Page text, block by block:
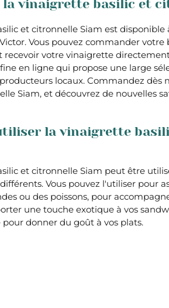
la vinaigrette basilic et
et citronnelle Siam est disponible
Vous pouvez commander
recevoir votre vinaigrette
en ligne qui propose une large
locaux. Commandez
Siam, et découvrez de nouvelles
la vinaigrette
et citronnelle Siam peut être
Vous pouvez l'utiliser pour
ou des poissons, pour
une touche exotique à vos
donner du goût à vos plats.